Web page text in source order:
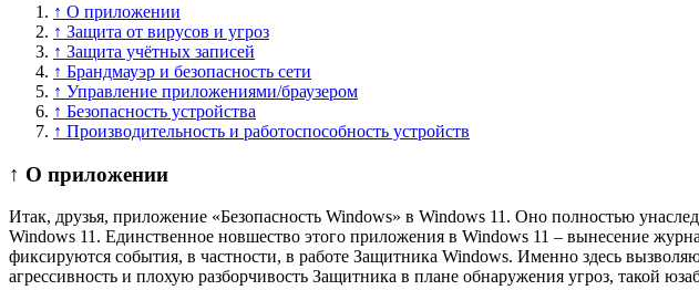
↑ О приложении
↑ Защита от вирусов и угроз
↑ Защита учётных записей
↑ Брандмауэр и безопасность сети
↑ Управление приложениями/браузером
↑ Безопасность устройства
↑ Производительность и работоспособность устройств
↑ О приложении
Итак, друзья, приложение «Безопасность Windows» в Windows 11. Оно полностью
Windows 11. Единственное новшество этого приложения в Windows 11 – вынесение
фиксируются события, в частности, в работе Защитника Windows. Именно здесь
агрессивность и плохую разборчивость Защитника в плане обнаружения угроз, такой